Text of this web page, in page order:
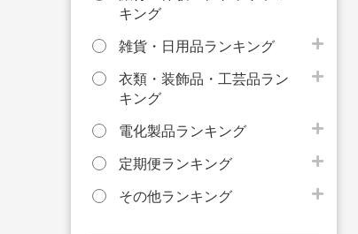
キング
雑貨・日用品ランキング
衣類・装飾品・工芸品ラン
キング
電化製品ランキング
定期便ランキング
その他ランキング